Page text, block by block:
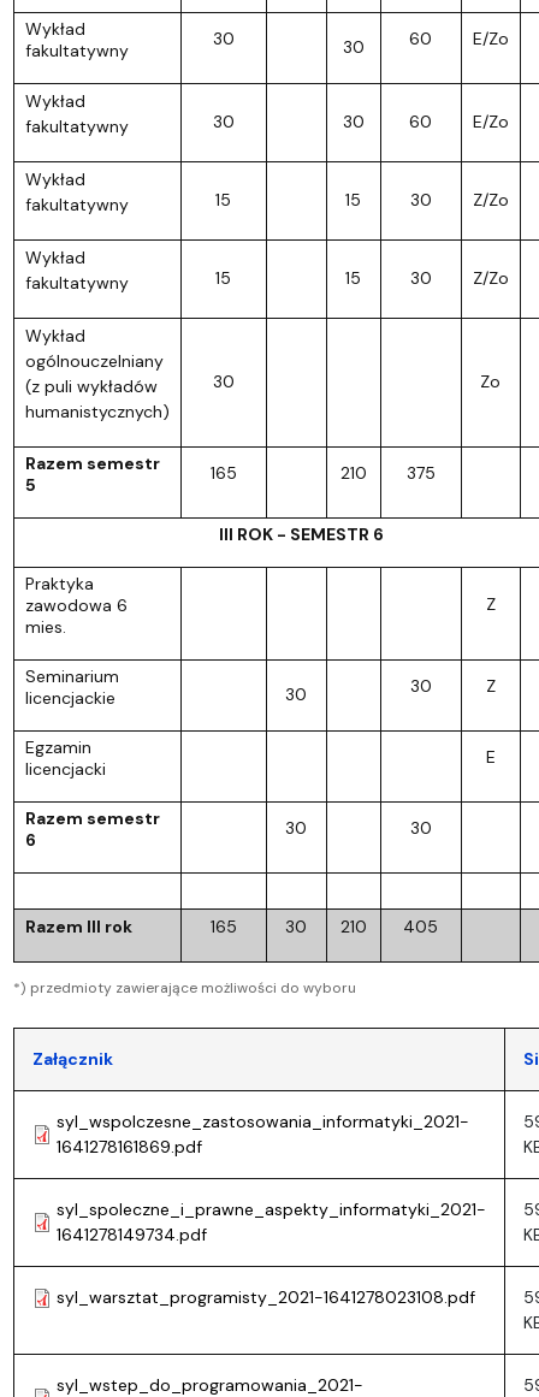
Wykład
fakultatywny
30 30 60 E/Zo
Wykład
fakultatywny
30 30 60 E/Zo
Wykład
fakultatywny
15 15 30 Z/Zo
Wykład
fakultatywny
15 15 30 Z/Zo
Wykład
ogólnouczelniany
(z puli wykładów
humanistycznych)
30 Zo
Razem semestr
5
165 210 375
III ROK - SEMESTR 6
Praktyka
zawodowa 6
mies.
Z
Seminarium
licencjackie
30 30 Z
Egzamin
licencjacki
E
Razem semestr
6
30 30
Razem III rok 165 30 210 405
*) przedmioty zawierające możliwości do wyboru
Załącznik
syl_wspolczesne_zastosowania_informatyki_2021-
1641278161869.pdf
syl_spoleczne_i_prawne_aspekty_informatyki_2021-
1641278149734.pdf
syl_warsztat_programisty_2021-1641278023108.pdf
syl_wstep_do_programowania_2021-